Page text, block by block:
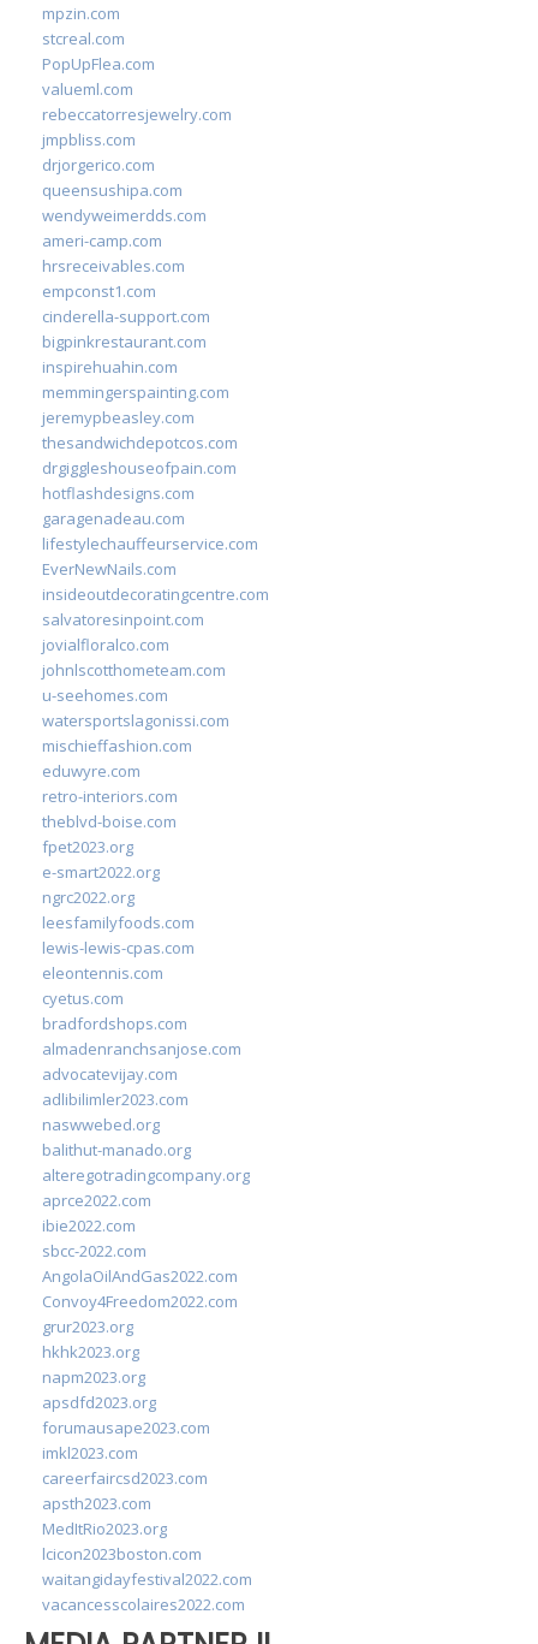
mpzin.com
stcreal.com
PopUpFlea.com
valueml.com
rebeccatorresjewelry.com
jmpbliss.com
drjorgerico.com
queensushipa.com
wendyweimerdds.com
ameri-camp.com
hrsreceivables.com
empconst1.com
cinderella-support.com
bigpinkrestaurant.com
inspirehuahin.com
memmingerspainting.com
jeremypbeasley.com
thesandwichdepotcos.com
drgiggleshouseofpain.com
hotflashdesigns.com
garagenadeau.com
lifestylechauffeurservice.com
EverNewNails.com
insideoutdecoratingcentre.com
salvatoresinpoint.com
jovialfloralco.com
johnlscotthometeam.com
u-seehomes.com
watersportslagonissi.com
mischieffashion.com
eduwyre.com
retro-interiors.com
theblvd-boise.com
fpet2023.org
e-smart2022.org
ngrc2022.org
leesfamilyfoods.com
lewis-lewis-cpas.com
eleontennis.com
cyetus.com
bradfordshops.com
almadenranchsanjose.com
advocatevijay.com
adlibilimler2023.com
naswwebed.org
balithut-manado.org
alteregotradingcompany.org
aprce2022.com
ibie2022.com
sbcc-2022.com
AngolaOilAndGas2022.com
Convoy4Freedom2022.com
grur2023.org
hkhk2023.org
napm2023.org
apsdfd2023.org
forumausape2023.com
imkl2023.com
careerfaircsd2023.com
apsth2023.com
MedItRio2023.org
lcicon2023boston.com
waitangidayfestival2022.com
vacancesscolaires2022.com